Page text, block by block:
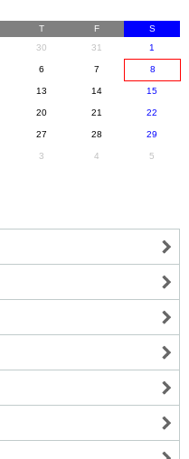
T F
S
30 31 1
6 7 8
13 14 15
20 21 22
27 28 29
3 4 5